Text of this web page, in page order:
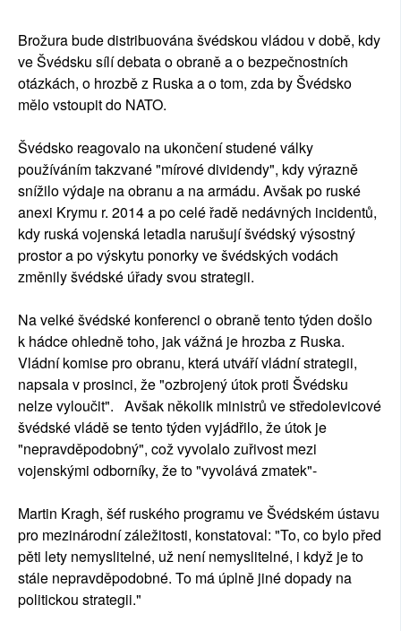
Brožura bude distribuována švédskou vládou v době, kdy
ve Švédsku sílí debata o obraně a o bezpečnostních
otázkách, o hrozbě z Ruska a o tom, zda by Švédsko
mělo vstoupit do NATO.
Švédsko reagovalo na ukončení studené války
používáním takzvané "mírové dividendy", kdy výrazně
snížilo výdaje na obranu a na armádu. Avšak po ruské
anexi Krymu r. 2014 a po celé řadě nedávných incidentů,
kdy ruská vojenská letadla narušují švédský výsostný
prostor a po výskytu ponorky ve švédských vodách
změnily švédské úřady svou strategii.
Na velké švédské konferenci o obraně tento týden došlo
k hádce ohledně toho, jak vážná je hrozba z Ruska.
Vládní komise pro obranu, která utváří vládní strategii,
napsala v prosinci, že "ozbrojený útok proti Švédsku
nelze vyloučit". Avšak několik ministrů ve středolevicové
švédské vládě se tento týden vyjádřilo, že útok je
"nepravděpodobný", což vyvolalo zuřivost mezi
vojenskými odborníky, že to "vyvolává zmatek"-
Martin Kragh, šéf ruského programu ve Švédském ústavu
pro mezinárodní záležitosti, konstatoval: "To, co bylo před
pěti lety nemyslitelné, už není nemyslitelné, i když je to
stále nepravděpodobné. To má úplně jiné dopady na
politickou strategii."